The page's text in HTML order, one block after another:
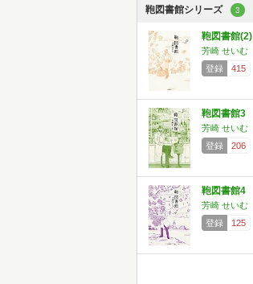
鞄図書館シリーズ 3
鞄図書館(2)
芳崎 せいむ
登録
415
鞄図書館3
芳崎 せいむ
登録
206
鞄図書館4
芳崎 せいむ
登録
125